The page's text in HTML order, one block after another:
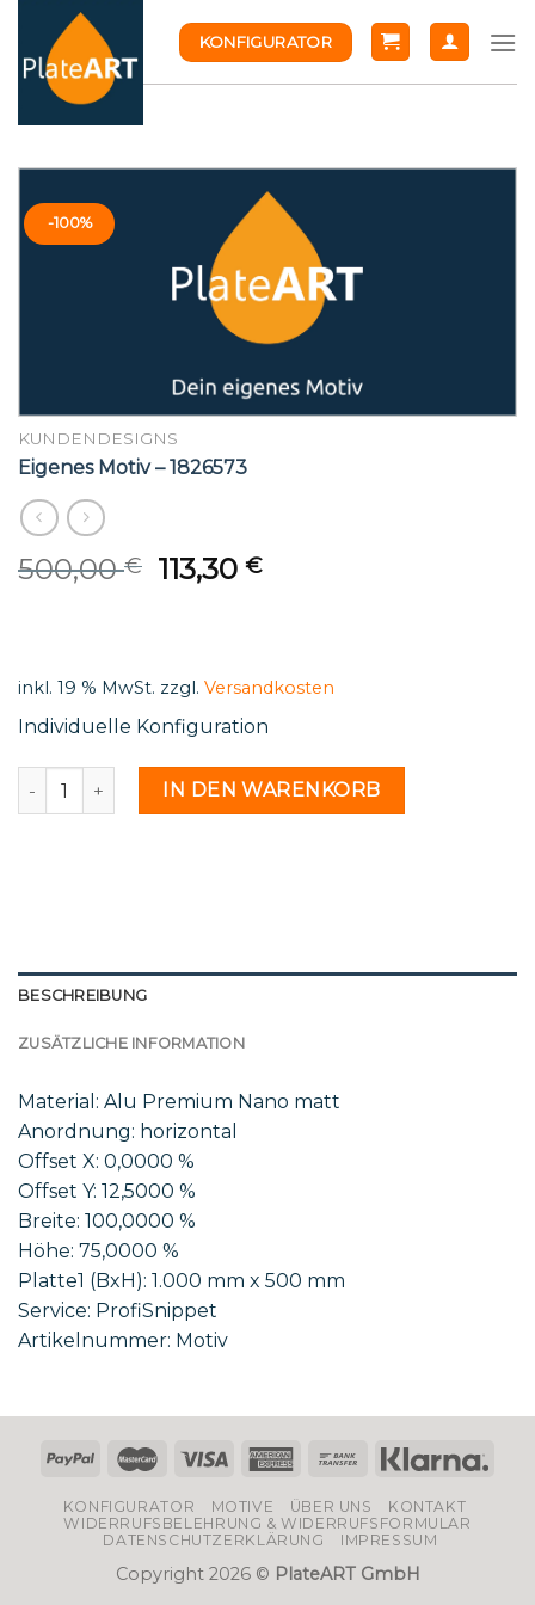
content
KONFIGURATOR
-100%
KUNDENDESIGNS
Eigenes Motiv – 1826573
500,00€
Original
113,30€Current
inkl. 19 % MwSt. zzgl. Versandkosten
Individuelle Konfiguration
Eigenes Motiv - 1826573 Menge
IN DEN WARENKORB
BESCHREIBUNG
ZUSÄTZLICHE INFORMATION
Material: Alu Premium Nano matt
Anordnung: horizontal
Offset X: 0,0000 %
Offset Y: 12,5000 %
Breite: 100,0000 %
Höhe: 75,0000 %
Platte1 (BxH): 1.000 mm x 500 mm
Service: ProfiSnippet
Artikelnummer: Motiv
KONFIGURATOR MOTIVE ÜBER UNS
KONTAKT
WIDERRUFSBELEHRUNG & WIDERRUFSFORMULAR
DATENSCHUTZERKLÄRUNG
IMPRESSUM
Copyright 2026 © PlateART GmbH